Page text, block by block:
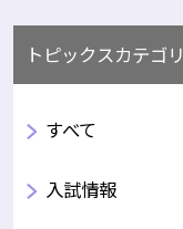
トピックスカテゴリ
すべて
入試情報